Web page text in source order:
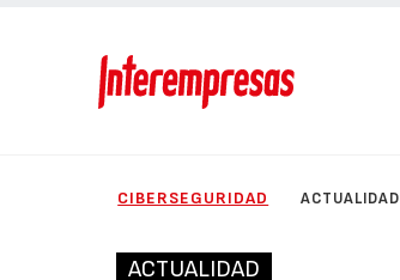
CIBERSEGURIDAD ACTUALIDAD
ACTUALIDAD